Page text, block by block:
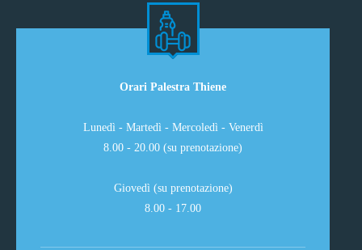
Orari Palestra Thiene
Lunedì - Martedì - Mercoledì - Venerdì
8.00 - 20.00 (su prenotazione)
Giovedì (su prenotazione)
8.00 - 17.00